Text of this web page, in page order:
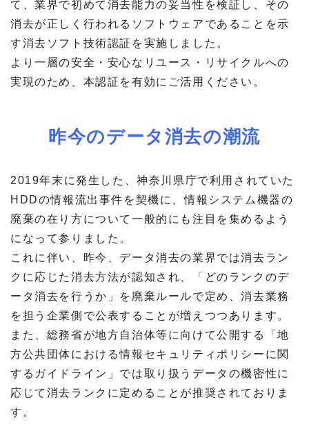
て、業界で初めて消去能力の妥当性を検証し、その
消去が正しく行われるソフトウェアであることを示
す消去ソフト技術認証を実施しました。
より一層の安全・安心なリユース・リサイクルへの
実現のため、本認証を有効にご活用ください。
昨今のデータ消去の潮流
2019年末に発生した、神奈川県庁で利用されていた
HDDの情報流出事件を契機に、情報システム機器の
廃棄の在り方について一般的にも注目を集めるよう
になって参りました。
これに伴い、昨今、データ消去の業界では消去ラン
クに応じた消去方法が認知され、「どのランクのデ
ータ消去を行うか」を廃棄ルールで定め、消去業務
を担う企業側で公表することが増えつつあります。
また、総務省が地方自治体等に向けて公開する「地
方公共団体における情報セキュリティポリシーに関
するガイドライン」では取り扱うデータの機密性に
応じて消去ランクに定めることが推奨されておりま
す。